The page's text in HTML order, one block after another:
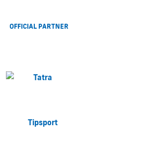
OFFICIAL PARTNER